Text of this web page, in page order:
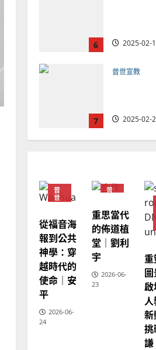
6 2025-02-
7
普世宣教
2025-02-
2024-01-
2
普世宣教
福音未
及反思
2025-02-
宣教的
2025-02-18
普
世
從福音海
報到公共
神學：穿
越時代的
使命｜安
平
2026-06-
24
普
教
重思當代
的佈道植
堂｜劉利
宇
2026-06-
23
謙